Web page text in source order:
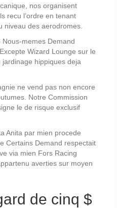
nos organisent
recu l’ordre en tenant
niveau des aerodromes.
Nous-memes Demand
Wizard Lounge sur le
hippiques deja
ne vend pas non encore
Notre Commission
le de risque exclusif
Anita par mien procede
Certains Demand respectait
via mien Fors Racing
averties sur moyen
de cinq $